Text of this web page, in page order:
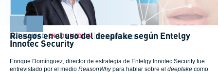
ACTUALIDAD,EN LOS MEDIOS 25 Agosto 2021
Riesgos en el uso del deepfake según Entelgy
Innotec Security
Enrique Domínguez, director de estrategia de Entelgy Innotec Security fue
entrevistado por el medio ReasonWhypara hablar sobre el deepfake como